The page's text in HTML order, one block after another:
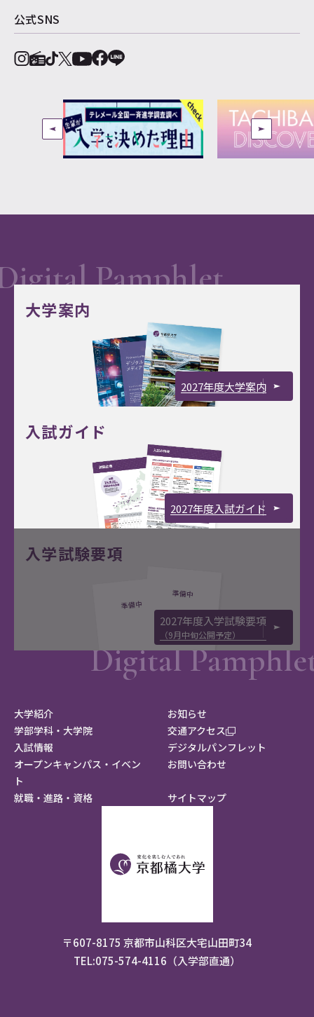
公式SNS
大学案内
2027年度大学案内
入試ガイド
2027年度入試ガイド
入学試験要項
2027年度入学試験要項
（9月中旬公開予定）
〒607-8175 京都市山科区大宅山田町34
TEL:075-574-4116（入学部直通）
大学紹介
お知らせ
学部学科・大学院
交通アクセス
入試情報
デジタルパンフレット
オープンキャンパス・イベン
ト
お問い合わせ
就職・進路・資格 サイトマップ